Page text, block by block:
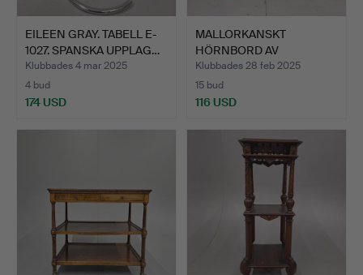
EILEEN GRAY. TABELL E-
1027. SPANSKA UPPLAG…
Klubbades 4 mar 2025
4 bud
174 USD
MALLORKANSKT
HÖRNBORD AV
VALNÖTSTRÄ, 1700-…
Klubbades 28 feb 2025
15 bud
116 USD